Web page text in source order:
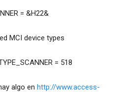
= &H22&
MCI device types
= 518
algo en http://www.access-